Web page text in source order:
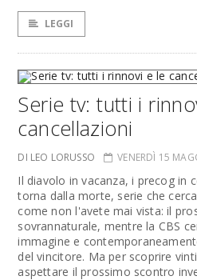
LEGGI
Serie tv: tutti i
cancellazioni
DI LEO LORUSSO VENERDÌ 15
Il diavolo in vacanza, i precog in
torna dalla morte, serie che
come non l'avete mai vista: il
sovrannaturale, mentre la CBS
immagine e
del vincitore. Ma per scoprire
aspettare il prossimo scontro